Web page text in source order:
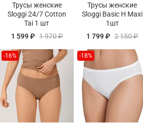
Трусы женские
Sloggi 24/7 Cotton
Tai 1 шт
1 599 ₽ 1 970 ₽
Трусы женские
Sloggi Basic H Maxi
1шт
1 799 ₽ 2 150 ₽
-16% -18%